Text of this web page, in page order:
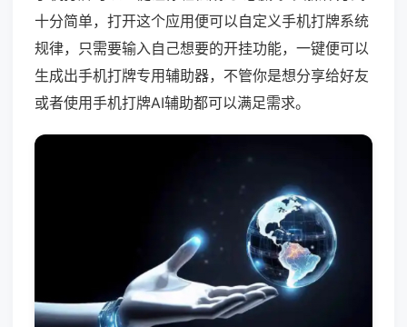
十分简单，打开这个应用便可以自定义手机打牌系统
规律，只需要输入自己想要的开挂功能，一键便可以
生成出手机打牌专用辅助器，不管你是想分享给好友
或者使用手机打牌AI辅助都可以满足需求。